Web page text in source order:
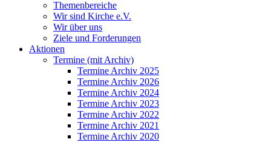
Themenbereiche
Wir sind Kirche e.V.
Wir über uns
Ziele und Forderungen
Aktionen
Termine (mit Archiv)
Termine Archiv 2025
Termine Archiv 2026
Termine Archiv 2024
Termine Archiv 2023
Termine Archiv 2022
Termine Archiv 2021
Termine Archiv 2020